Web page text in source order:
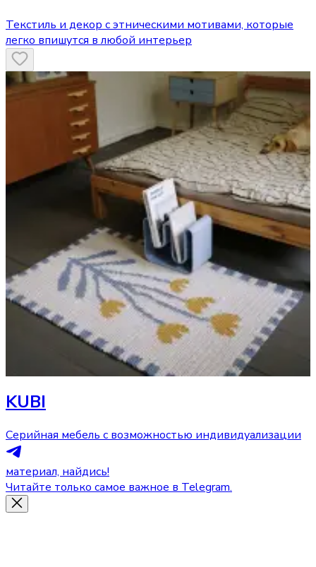
Текстиль и декор с этническими мотивами, которые
легко впишутся в любой интерьер
KUBI
Серийная мебель с возможностью индивидуализации
материал, найдись!
Читайте только самое важное в Telegram.